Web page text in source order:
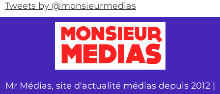
Tweets by @monsieurmedias
Mr Médias, site d'actualité médias depuis 2012 |